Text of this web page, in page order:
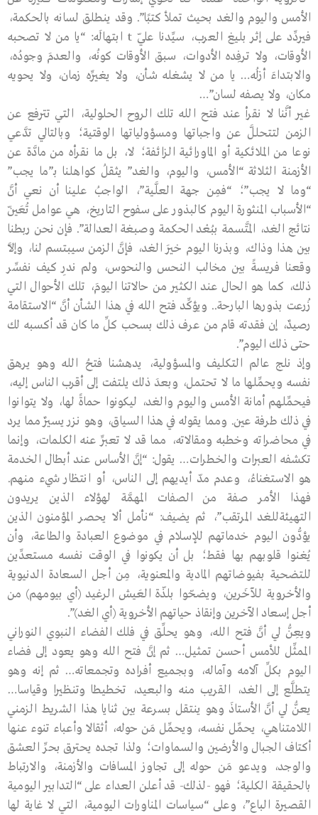
الأمس واليوم والغد بحيث تملأ كتبًا”. وقد ينطلق لسانه بالحكمة،
فيردِّد على إثر بليغ العرب، سيِّدنا عليّ t ابتهالَه: “يا من لا تصحبه
الأوقات، ولا ترفِده الأدوات، سبق الأوقات كونُه، والعدمَ وجودُه،
والابتداءَ أزلُه… يا من لا يشغله شأن، ولا يغيِّره زمان، ولا يحويه
مكان، ولا يصفه لسان”…
غير أنَّنا لا نقرأ عند فتح الله تلك الروح الحلولية، التي تترفع عن
الزمن لتتحللَّ عن واجباتها ومسؤولياتها الوقتية؛ وبالتالي تدَّعي
نوعا من الملائكية أو الماورائية الزائفة؛ لا، بل ما نقرأه من مادَّة عن
الأزمنة الثلاثة “الأمس، واليوم، والغد” يثقلُ كواهلنا بـ”ما يجب”
“وما لا يجب”؛ “فمِن جهة العلَّية”، الواجبُ علينا أن نعي أنَّ
“الأسباب المنثورة اليوم كالبذور على سفوح التاريخ، هي عوامل تُعَيّن
نتائج الغد، المتَّسمة ببُعْد الحكمة وصبغة العدالة”. فإن نحن ربطنا
بين هذا وذاك، وبذرنا اليوم خيرَ الغد، فإنَّ الزمن سيبتسم لنا، وإلاَّ
وقعنا فريسةً بين مخالب النحس والنحوس، ولم ندرِ كيف نفسِّر
ذلك، كما هو الحال عند الكثير من حالاتنا اليومَ، تلك الأحوال التي
زُرعت بذورها البارحة.. ويؤكِّد فتح الله في هذا الشأن أنَّ “الاستقامة
رصيدٌ، إن فقدته قام من عرف ذلك بسحب كلِّ ما كان قد أكسبه لك
حتى ذلك اليوم”.
وإذ نلج عالم التكليف والمسؤولية، يدهشنا فتحُ الله وهو يرهق
نفسه ويحمِّلها ما لا تحتمل، وبعدَ ذلك يلتفت إلى أقرب الناس إليه،
فيحمِّلهم أمانة الأمس واليوم والغد، ليكونوا حماةً لها، ولا يتوانوا
في ذلك طرفة عين. ومما يقوله في هذا السياق، وهو نزر يسيرٌ مما يرد
في محاضراته وخطبه ومقالاته، مما قد لا تعبِّر عنه الكلمات، وإنما
تكشفه العبرات والخطرات… يقول: “إنَّ الأساس عند أبطال الخدمة
هو الاستغناءُ، وعدم مدّ أيديهم إلى الناس، أو انتظار شيء منهم.
فهذا الأمر صفة من الصفات المهمَّة لهؤلاء الذين يريدون
التهيئةللغد المرتقب”، ثم يضيف: “نأمل ألا يحصر المؤمنون الذين
يؤدُّون اليوم خدماتهم للإسلام في موضوع العبادة والطاعة، وأن
يُغنوا قلوبهم بها فقط؛ بل أن يكونوا في الوقت نفسه مستعدِّين
للتضحية بفيوضاتهم المادية والمعنوية، مِن أجل السعادة الدنيوية
والأخروية للآخَرين، ويضحّوا بلذّة العَيش الرغيد (أي بيومهم) من
أجل إسعاد الآخرين وإنقاذ حياتهم الأخروية (أي الغد)”.
ويعِنُّ لي أنَّ فتح الله، وهو يحلِّق في فلك الفضاء النبوي النوراني
الممثِّل للأمس أحسن تمثيل… ثم إنَّ فتح الله وهو يعود إلى فضاء
اليوم بكلِّ آلامه وآماله، وبجميع أفراده وتجمعاته… ثم إنه وهو
يتطلَّع إلى الغد، القريب منه والبعيد، تخطيطا وتنظيرا وقياسا…
يعنُّ لي أنَّ الأستاذَ وهو ينتقل بسرعة بين ثنايا هذا الشريط الزمني
اللامتناهي، يحمِّل نفسه، ويحمِّل مَن حوله، أثقالا وأعباء تنوء عنها
أكتاف الجبال والأرضين والسماوات؛ ولذا تجده يحترق بحرِّ العشق
والوجد، ويدعو مَن حوله إلى تجاوز المسافات والأزمنة، والارتباط
بالحقيقة الكلية؛ فهو -لذلك- قد أعلن العداء على “التدابير اليومية
القصيرة الباع”، وعلى “سياسات المناورات اليومية، التي لا غاية لها